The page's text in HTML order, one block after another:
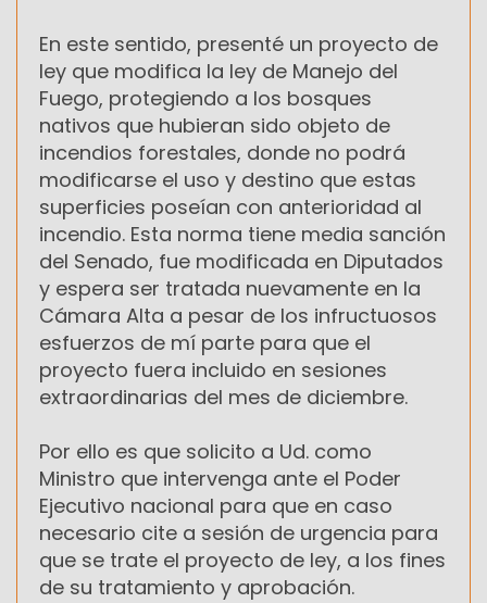
En este sentido, presenté un proyecto de
ley que modifica la ley de Manejo del
Fuego, protegiendo a los bosques
nativos que hubieran sido objeto de
incendios forestales, donde no podrá
modificarse el uso y destino que estas
superficies poseían con anterioridad al
incendio. Esta norma tiene media sanción
del Senado, fue modificada en Diputados
y espera ser tratada nuevamente en la
Cámara Alta a pesar de los infructuosos
esfuerzos de mí parte para que el
proyecto fuera incluido en sesiones
extraordinarias del mes de diciembre.
Por ello es que solicito a Ud. como
Ministro que intervenga ante el Poder
Ejecutivo nacional para que en caso
necesario cite a sesión de urgencia para
que se trate el proyecto de ley, a los fines
de su tratamiento y aprobación.